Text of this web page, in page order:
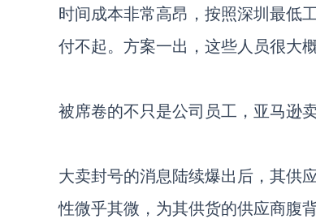
时间成本非常高昂，按照深圳最低
付不起。方案一出，这些人员很大
被席卷的不只是公司员工，亚马逊
大卖封号的消息陆续爆出后，其供
性微乎其微，为其供货的供应商腹背